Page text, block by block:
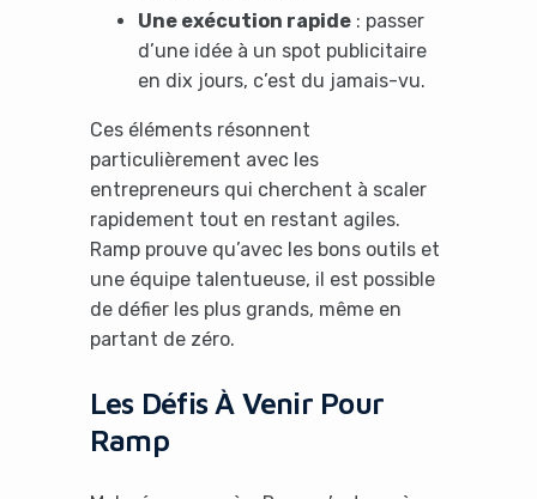
Une exécution rapide: passer
d’une idée à un spot publicitaire
en dix jours, c’est du jamais-vu.
Ces éléments résonnent
particulièrement avec les
entrepreneurs qui cherchent à scaler
rapidement tout en restant agiles.
Ramp prouve qu’avec les bons outils et
une équipe talentueuse, il est possible
de défier les plus grands, même en
partant de zéro.
Les Défis À Venir Pour
Ramp
It looks like you're
using an ad-blocker!